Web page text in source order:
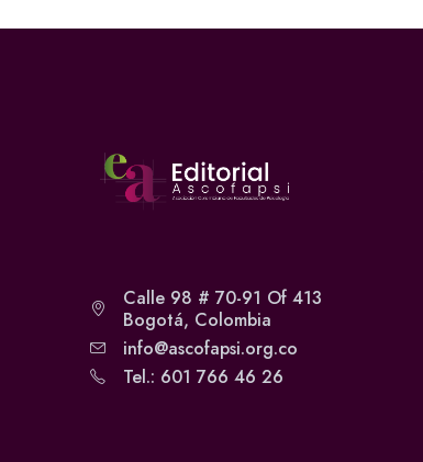
Calle 98 # 70-91 Of 413
Bogotá, Colombia
info@ascofapsi.org.co
Tel.: 601 766 46 26